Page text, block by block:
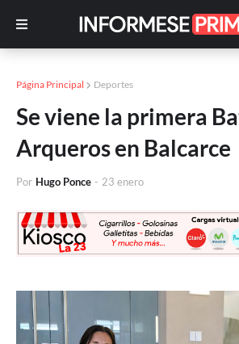
Página Principal Deportes
Se viene la primera
Arqueros en Balcarce
Por Hugo Ponce - 23 enero